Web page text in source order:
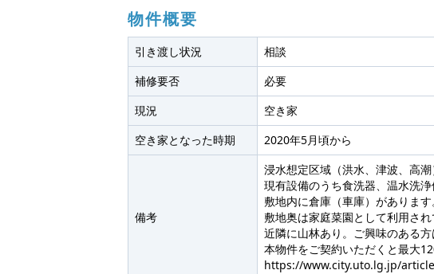
物件概要
引き渡し状況
相談
補修要否
必要
現況
空き家
空き家となった時期
2020年5月頃から
備考
浸水想定区域（洪水、津波、高潮
現有設備のうち食洗器、温水洗
敷地内に倉庫（車庫）があります
敷地奥は家庭菜園として利用され
近隣に山林あり。ご興味のある方
本物件をご契約いただくと最大
https://www.city.uto.lg.jp/